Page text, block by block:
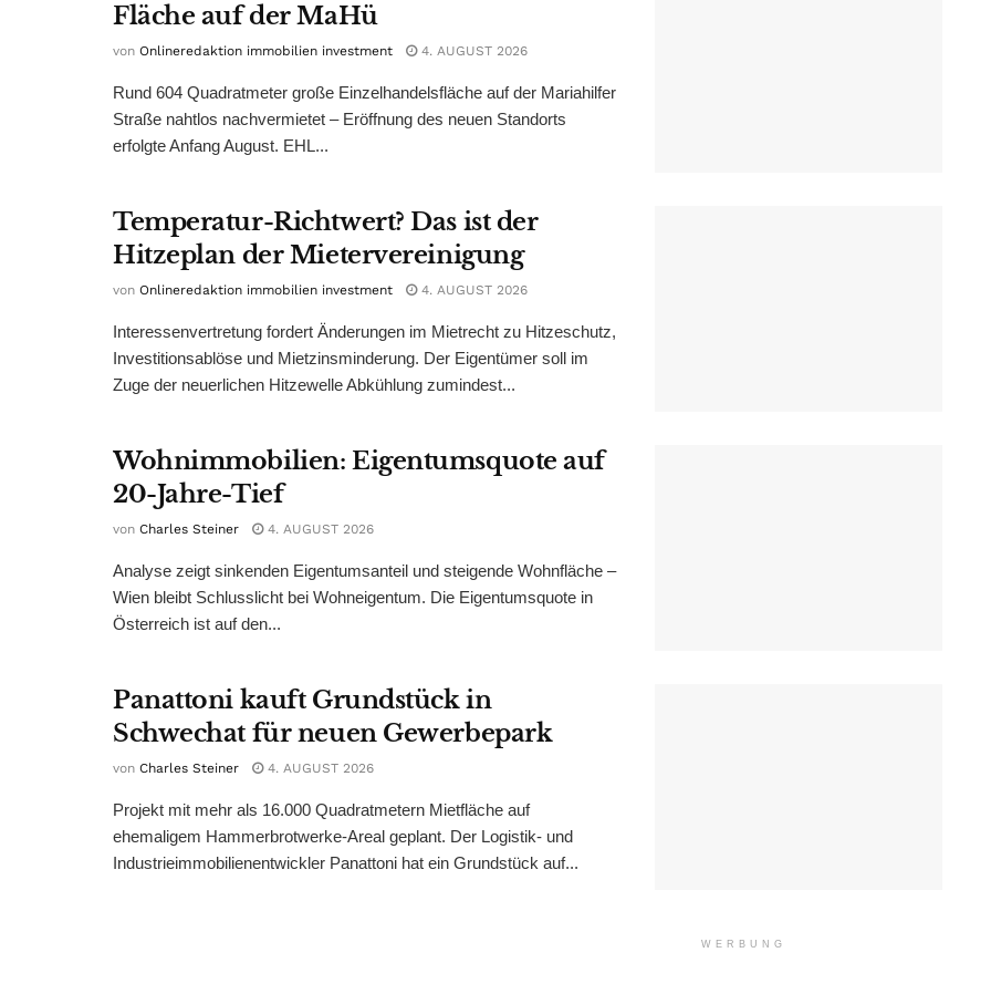
Fläche auf der MaHü
von Onlineredaktion immobilien investment 4. AUGUST 2026
Rund 604 Quadratmeter große Einzelhandelsfläche auf der Mariahilfer
Straße nahtlos nachvermietet – Eröffnung des neuen Standorts
erfolgte Anfang August. EHL...
Temperatur-Richtwert? Das ist der
Hitzeplan der Mietervereinigung
von Onlineredaktion immobilien investment 4. AUGUST 2026
Interessenvertretung fordert Änderungen im Mietrecht zu Hitzeschutz,
Investitionsablöse und Mietzinsminderung. Der Eigentümer soll im
Zuge der neuerlichen Hitzewelle Abkühlung zumindest...
Wohnimmobilien: Eigentumsquote auf
20-Jahre-Tief
von Charles Steiner 4. AUGUST 2026
Analyse zeigt sinkenden Eigentumsanteil und steigende Wohnfläche –
Wien bleibt Schlusslicht bei Wohneigentum. Die Eigentumsquote in
Österreich ist auf den...
Panattoni kauft Grundstück in
Schwechat für neuen Gewerbepark
von Charles Steiner 4. AUGUST 2026
Projekt mit mehr als 16.000 Quadratmetern Mietfläche auf
ehemaligem Hammerbrotwerke-Areal geplant. Der Logistik- und
Industrieimmobilienentwickler Panattoni hat ein Grundstück auf...
WERBUNG